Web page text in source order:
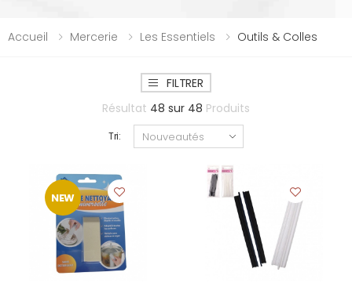
Accueil Mercerie Les Essentiels Outils & Colles
FILTRER
Résultat 48 sur 48 Produits
Tri:
NEW